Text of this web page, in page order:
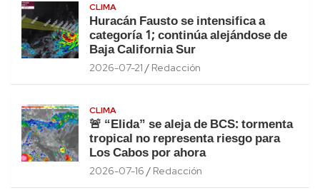
CLIMA
Huracán Fausto se intensifica a
categoría 1; continúa alejándose de
Baja California Sur
2026-07-21 Redacción
CLIMA
🚨 “Elida” se aleja de BCS: tormenta
tropical no representa riesgo para
Los Cabos por ahora
2026-07-16 Redacción